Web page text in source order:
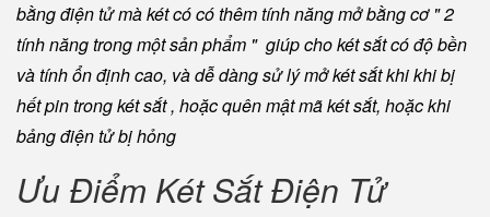
bằng điện tử mà két có có thêm tính năng mở bằng cơ " 2
tính năng trong một sản phẩm " giúp cho két sắt có độ bền
và tính ổn định cao, và dễ dàng sử lý mở két sắt khi khi bị
hết pin trong két sắt , hoặc quên mật mã két sắt, hoặc khi
bảng điện tử bị hỏng
Ưu Điểm Két Sắt Điện Tử